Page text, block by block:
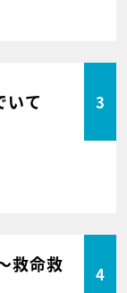
いて 3
救命救
4